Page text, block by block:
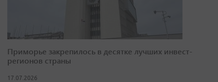
Приморье закрепилось в десятке лучших инвест-
регионов страны
17.07.2026